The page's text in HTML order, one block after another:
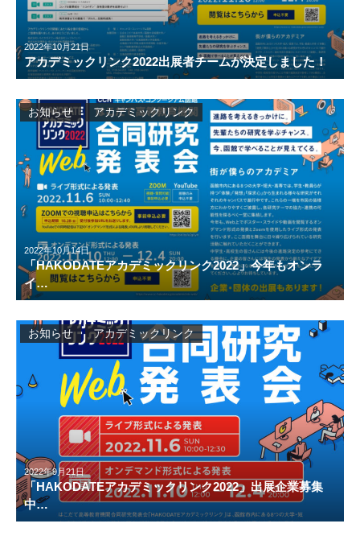
2022年10月21日
アカデミックリンク2022出展者チームが決定しました！
2022年10月14日
「HAKODATEアカデミックリンク2022」今年もオンラ
イ…
お知らせ アカデミックリンク
2022年9月21日
「HAKODATEアカデミックリンク2022」出展企業募集
中…
お知らせ アカデミックリンク